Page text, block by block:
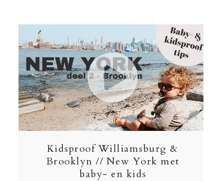
Kidsproof Williamsburg &
Brooklyn // New York met
baby- en kids